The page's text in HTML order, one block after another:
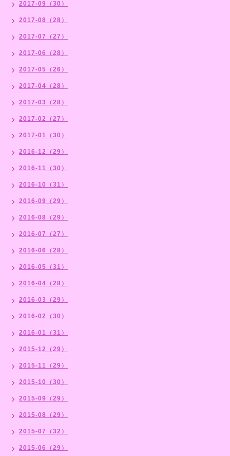
2017-09（30）
2017-08（28）
2017-07（27）
2017-06（28）
2017-05（26）
2017-04（28）
2017-03（28）
2017-02（27）
2017-01（30）
2016-12（29）
2016-11（30）
2016-10（31）
2016-09（29）
2016-08（29）
2016-07（27）
2016-06（28）
2016-05（31）
2016-04（28）
2016-03（29）
2016-02（30）
2016-01（31）
2015-12（29）
2015-11（29）
2015-10（30）
2015-09（29）
2015-08（29）
2015-07（32）
2015-06（29）